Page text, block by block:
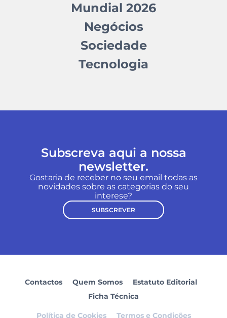
Mundial 2026
Negócios
Sociedade
Tecnologia
Subscreva aqui a nossa
newsletter.
Gostaria de receber no seu email todas as
novidades sobre as categorias do seu
interese?
SUBSCREVER
Contactos Quem Somos
Estatuto Editorial
Ficha Técnica
Política de Cookies Termos e Condições